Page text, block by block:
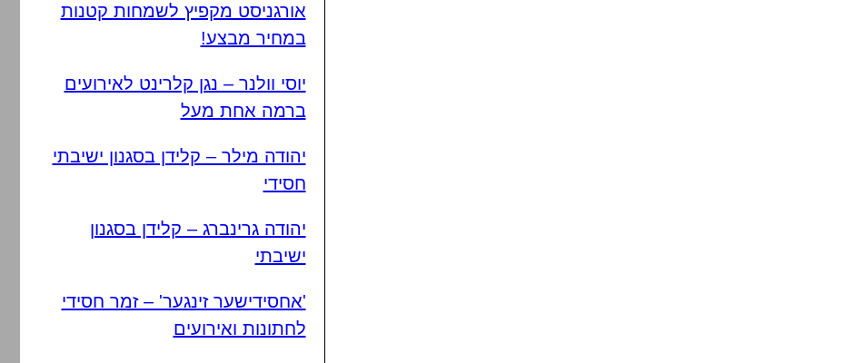
אורגניסט מקפיץ לשמחות קטנות
במחיר מבצע!
יוסי וולנר – נגן קלרינט לאירועים
ברמה אחת מעל
יהודה מילר – קלידן בסגנון ישיבתי
חסידי
יהודה גרינברג – קלידן בסגנון
ישיבתי
'אחסידישער זינגער' – זמר חסידי
לחתונות ואירועים